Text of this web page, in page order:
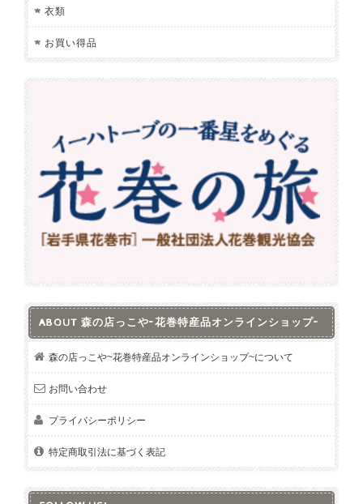
衣類
お買い得品
ABOUT 森の店っこや~花巻特産品オンラインショップ~
森の店っこや~花巻特産品オンラインショップ~について
お問い合わせ
プライバシーポリシー
特定商取引法に基づく表記